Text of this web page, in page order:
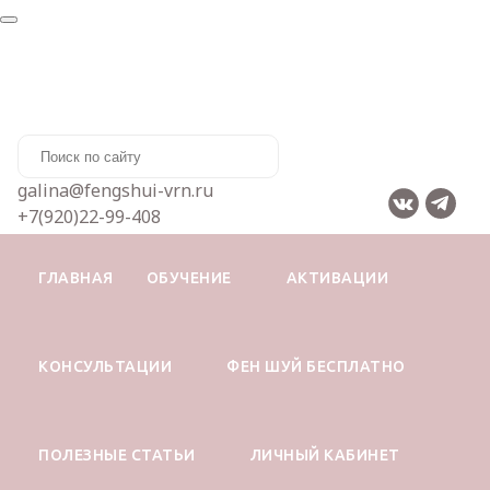
galina@fengshui-vrn.ru
+7(920)22-99-408
ГЛАВНАЯ ОБУЧЕНИЕ АКТИВАЦИИ
КОНСУЛЬТАЦИИ ФЕН ШУЙ БЕСПЛАТНО
ПОЛЕЗНЫЕ СТАТЬИ ЛИЧНЫЙ КАБИНЕТ
партнеров?